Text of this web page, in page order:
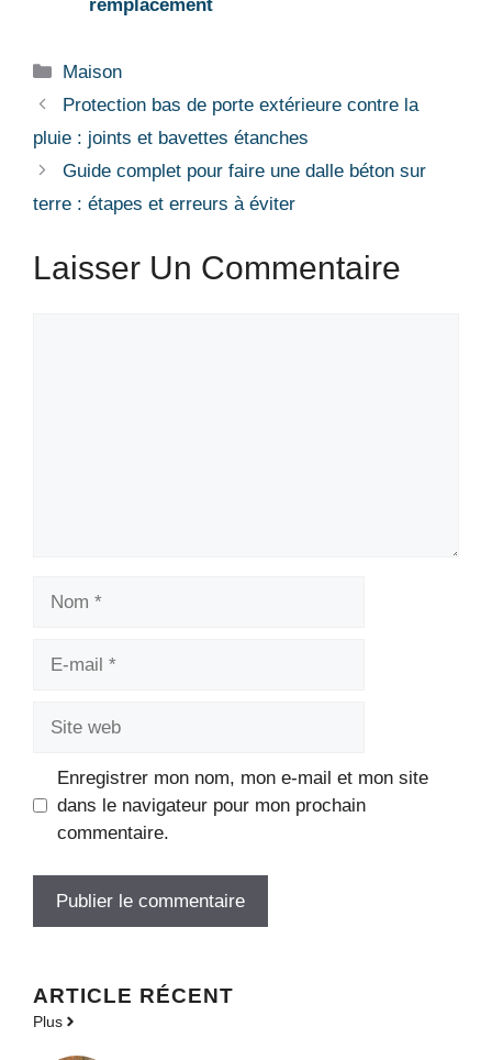
remplacement
Catégories
Maison
Protection bas de porte extérieure contre la
pluie : joints et bavettes étanches
Guide complet pour faire une dalle béton sur
terre : étapes et erreurs à éviter
Laisser Un Commentaire
Enregistrer mon nom, mon e-mail et mon site
dans le navigateur pour mon prochain
commentaire.
ARTICLE RÉCENT
Plus